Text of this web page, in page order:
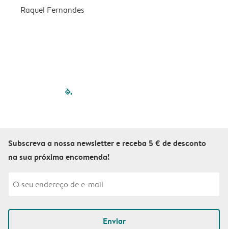
Raquel Fernandes
filled-pagination
Subscreva a nossa newsletter e receba 5 € de desconto
na sua próxima encomenda!
Enviar